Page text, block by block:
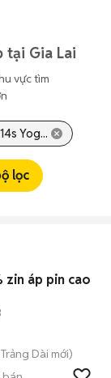
tại Gia Lai
vực tìm
Yog...
lọc
zin áp pin cao
Trảng Dài mới)